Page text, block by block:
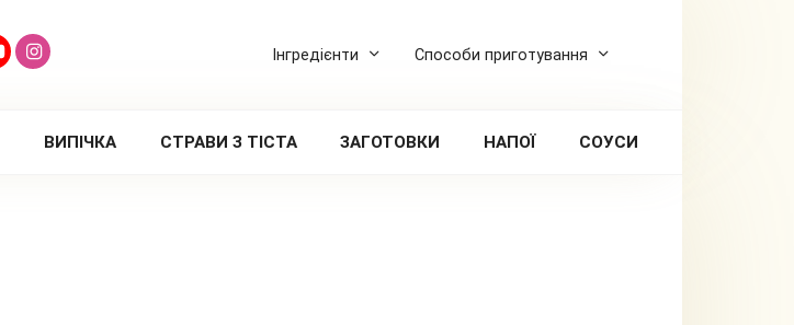
Інгредієнти Способи приготування
ВИПІЧКА СТРАВИ З ТІСТА ЗАГОТОВКИ НАПОЇ СОУСИ